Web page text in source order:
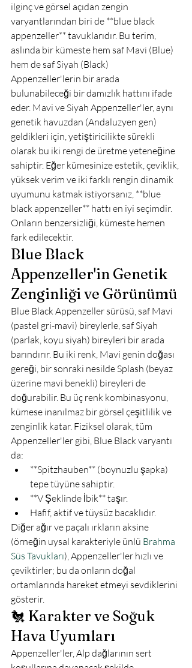
ilginç ve görsel açıdan zengin
varyantlarından biri de **blue black
appenzeller** tavuklarıdır. Bu terim,
aslında bir kümeste hem saf Mavi (Blue)
hem de saf Siyah (Black)
Appenzeller'lerin bir arada
bulunabileceği bir damızlık hattını ifade
eder. Mavi ve Siyah Appenzeller'ler, aynı
genetik havuzdan (Andaluzyen gen)
geldikleri için, yetiştiricilikte sürekli
olarak bu iki rengi de üretme yeteneğine
sahiptir. Eğer kümesinize estetik, çeviklik,
yüksek verim ve iki farklı rengin dinamik
uyumunu katmak istiyorsanız, **blue
black appenzeller** hattı en iyi seçimdir.
Onların benzersizliği, kümeste hemen
fark edilecektir.
Blue Black
Appenzeller'in Genetik
Zenginliği ve Görünümü
Blue Black Appenzeller sürüsü, saf Mavi
(pastel gri-mavi) bireylerle, saf Siyah
(parlak, koyu siyah) bireyleri bir arada
barındırır. Bu iki renk, Mavi genin doğası
gereği, bir sonraki nesilde Splash (beyaz
üzerine mavi benekli) bireyleri de
doğurabilir. Bu üç renk kombinasyonu,
kümese inanılmaz bir görsel çeşitlilik ve
zenginlik katar. Fiziksel olarak, tüm
Appenzeller'ler gibi, Blue Black varyantı
da:
**Spitzhauben** (boynuzlu şapka)
tepe tüyüne sahiptir.
**V Şeklinde İbik** taşır.
Hafif, aktif ve tüysüz bacaklıdır.
Diğer ağır ve paçalı ırkların aksine
(örneğin uysal karakteriyle ünlü Brahma
Süs Tavukları), Appenzeller'ler hızlı ve
çeviktirler; bu da onların doğal
ortamlarında hareket etmeyi sevdiklerini
gösterir.
🐔 Karakter ve Soğuk
Hava Uyumları
Appenzeller'ler, Alp dağlarının sert